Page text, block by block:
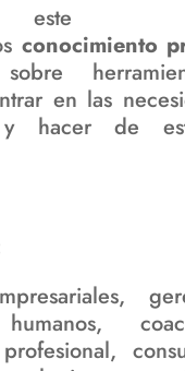
conocimiento
en las
y hacer de